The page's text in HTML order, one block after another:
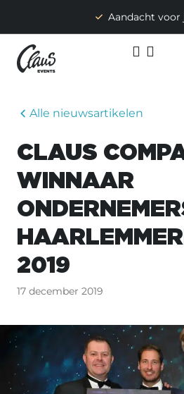
Aandacht voor
Alle nieuwsartikelen
CLAUS
WINNAAR
2019
17 december 2019